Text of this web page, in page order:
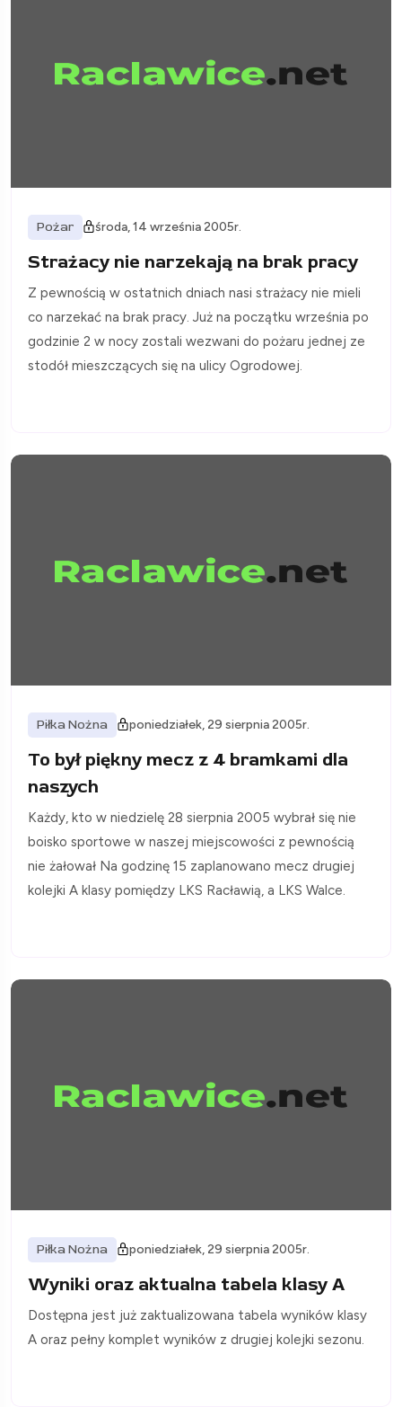
Pożar środa, 14 września 2005r.
Strażacy nie narzekają na brak pracy
Z pewnością w ostatnich dniach nasi strażacy nie mieli
co narzekać na brak pracy. Już na początku września po
godzinie 2 w nocy zostali wezwani do pożaru jednej ze
stodół mieszczących się na ulicy Ogrodowej.
Piłka Nożna poniedziałek, 29 sierpnia 2005r.
To był piękny mecz z 4 bramkami dla
naszych
Każdy, kto w niedzielę 28 sierpnia 2005 wybrał się nie
boisko sportowe w naszej miejscowości z pewnością
nie żałował Na godzinę 15 zaplanowano mecz drugiej
kolejki A klasy pomiędzy LKS Racławią, a LKS Walce.
Piłka Nożna poniedziałek, 29 sierpnia 2005r.
Wyniki oraz aktualna tabela klasy A
Dostępna jest już zaktualizowana tabela wyników klasy
A oraz pełny komplet wyników z drugiej kolejki sezonu.